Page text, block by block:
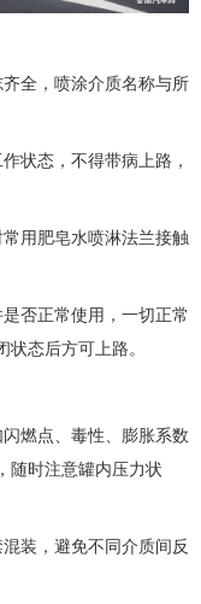
全，喷涂介质名称与所
状态，不得带病上路，
用肥皂水喷淋法兰接触
否正常使用，一切正常
态后方可上路。
燃点、毒性、膨胀系数
随时注意罐内压力状
装，避免不同介质间反